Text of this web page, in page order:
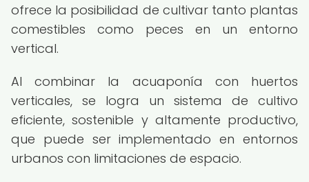
ofrece la posibilidad de cultivar tanto plantas
comestibles como peces en un entorno
vertical.
Al combinar la acuaponía con huertos
verticales, se logra un sistema de cultivo
eficiente, sostenible y altamente productivo,
que puede ser implementado en entornos
urbanos con limitaciones de espacio.